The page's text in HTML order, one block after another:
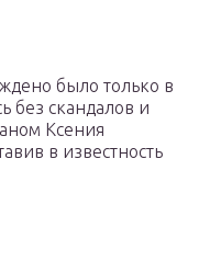
было только в
без скандалов и
Ксения
в известность